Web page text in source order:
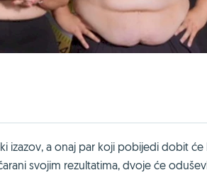
izazov, a onaj par koji pobijedi dobit će
svojim rezultatima, dvoje će